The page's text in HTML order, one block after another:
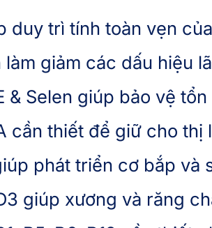
duy trì tính toàn vẹn
làm giảm các dấu hiệu
& Selen giúp bảo vệ
cần thiết để giữ cho thị
phát triển cơ bắp và
giúp xương và răng